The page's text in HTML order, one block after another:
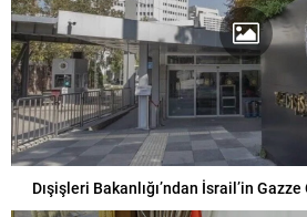
Dışişleri Bakanlığı’ndan İsrail’in